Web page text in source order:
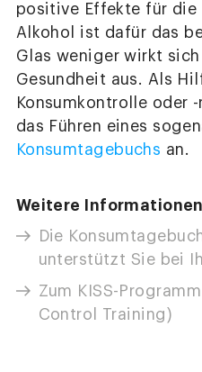
positive Effekte für die
Alkohol ist dafür das
Glas weniger wirkt
Gesundheit aus. Als
Konsumkontrolle oder
das Führen eines
Konsumtagebuchs an.
Weitere Informationen
Die
unterstützt Sie bei
Zum KISS-
Control Training)